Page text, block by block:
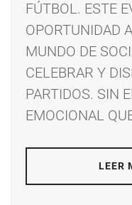
FÚTBOL. ESTE
OPORTUNIDAD
MUNDO DE
CELEBRAR Y
PARTIDOS. SIN
EMOCIONAL
LEER